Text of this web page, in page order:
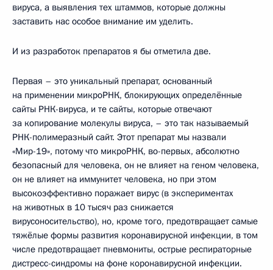
вируса, а выявления тех штаммов, которые должны
заставить нас особое внимание им уделить.
И из разработок препаратов я бы отметила две.
Первая – это уникальный препарат, основанный
на применении микроРНК, блокирующих определённые
сайты РНК-вируса, и те сайты, которые отвечают
за копирование молекулы вируса, – это так называемый
РНК-полимеразный сайт. Этот препарат мы назвали
«Мир-19», потому что микроРНК, во-первых, абсолютно
безопасный для человека, он не влияет на геном человека,
он не влияет на иммунитет человека, но при этом
высокоэффективно поражает вирус (в экспериментах
на животных в 10 тысяч раз снижается
вирусоносительство), но, кроме того, предотвращает самые
тяжёлые формы развития коронавирусной инфекции, в том
числе предотвращает пневмониты, острые респираторные
дистресс-синдромы на фоне коронавирусной инфекции.